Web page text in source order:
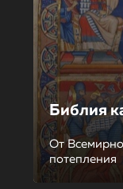
Библия
От
потепления